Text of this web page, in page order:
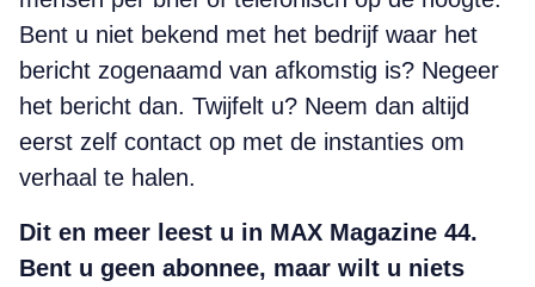
Bent u niet bekend met het bedrijf waar het
bericht zogenaamd van afkomstig is? Negeer
het bericht dan. Twijfelt u? Neem dan altijd
eerst zelf contact op met de instanties om
verhaal te halen.
Dit en meer leest u in MAX Magazine 44.
Bent u geen abonnee, maar wilt u niets